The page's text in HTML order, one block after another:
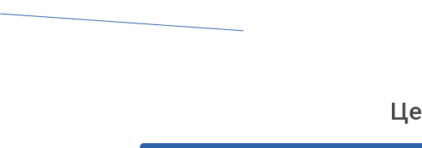
Как вы можете видеть, «Компьютерный Мастер»